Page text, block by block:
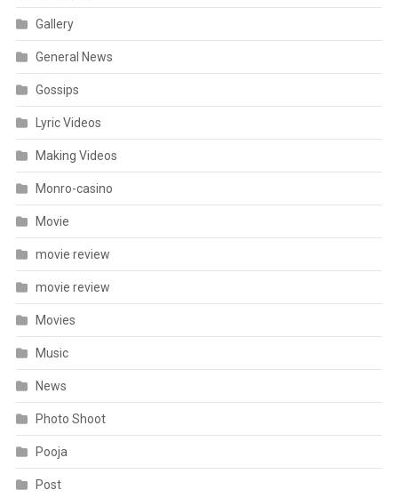
Gallery
General News
Gossips
Lyric Videos
Making Videos
Monro-casino
Movie
movie review
movie review
Movies
Music
News
Photo Shoot
Pooja
Post